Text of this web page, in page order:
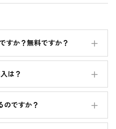
か？無料ですか？
は？
のですか？